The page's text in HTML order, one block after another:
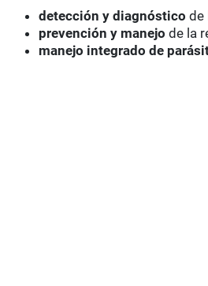
detección y diagnóstico de
prevención y manejo de la
manejo integrado de